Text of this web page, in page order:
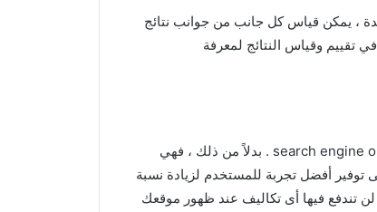
، يمكن قياس كل جانب من جوانب نتائج
وقياس النتائج لمعرفة
لا تحتاج إلى شراء مساحة إعلانية لتحسين محركات البحث search engine optimization . بدلاً من ذلك ، فهي
أفضل تجربة للمستخدم لزيادة نسبة
تندفع فيها أى تكاليف عند ظهور موقعك